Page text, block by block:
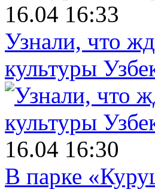
16.04 16:33
Узнали, что
культуры
16.04 16:30
В парке